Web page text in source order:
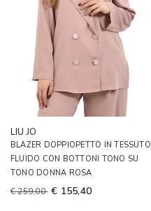
LIU JO
BLAZER DOPPIOPETTO IN TESSUTO
FLUIDO CON BOTTONI TONO SU
TONO DONNA ROSA
€ 259,00 € 155,40